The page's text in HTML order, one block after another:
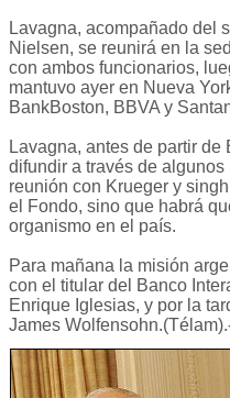
Lavagna, acompañado del
Nielsen, se reunirá en la
con ambos funcionarios,
mantuvo ayer en Nueva
BankBoston, BBVA y
Lavagna, antes de partir
difundir a través de
reunión con Krueger y
el Fondo, sino que habrá
organismo en el país.
Para mañana la misión
con el titular del Banco
Enrique Iglesias, y por la
James